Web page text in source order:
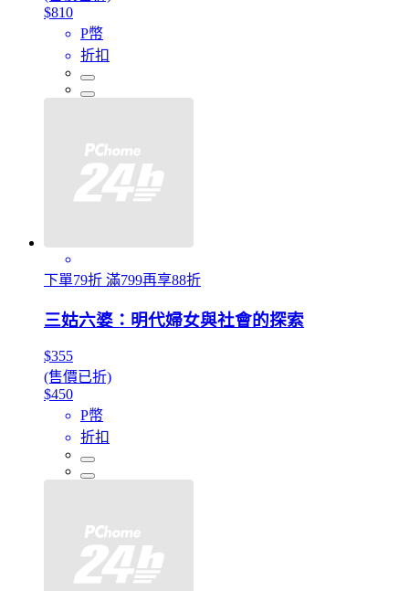
$810
P幣
折扣
下單79折 滿799再享88折
三姑六婆：明代婦女與社會的探索
$355
(售價已折)
$450
P幣
折扣